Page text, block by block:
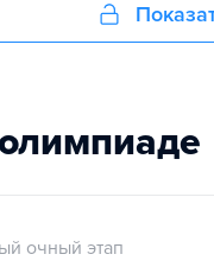
очный этап